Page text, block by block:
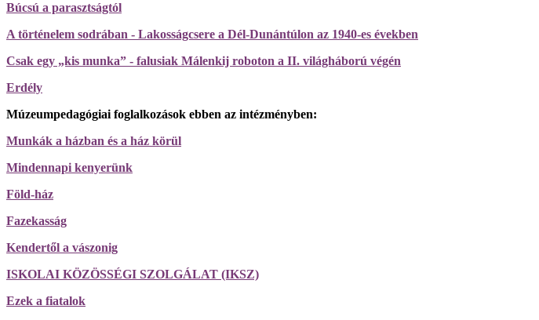
Búcsú a parasztságtól
A történelem sodrában - Lakosságcsere a Dél-Dunántúlon az 1940-es években
Csak egy „kis munka” - falusiak Málenkij roboton a II. világháború végén
Erdély
Múzeumpedagógiai foglalkozások ebben az intézményben:
Munkák a házban és a ház körül
Mindennapi kenyerünk
Föld-ház
Fazekasság
Kendertől a vászonig
ISKOLAI KÖZÖSSÉGI SZOLGÁLAT (IKSZ)
Ezek a fiatalok